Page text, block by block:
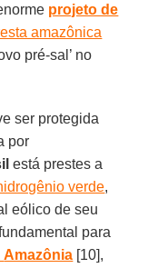
projeto de
amazônica
pré-sal’ no
ser protegida
por
está prestes a
verde,
eólico de seu
para
Amazônia [10],